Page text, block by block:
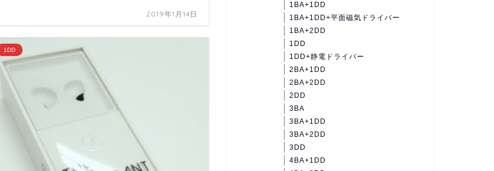
2019年1月14日
1DD
1BA+1DD
1BA+1DD+平面磁気ドライバー
1BA+2DD
1DD
1DD+静電ドライバー
2BA+1DD
2BA+2DD
2DD
3BA
3BA+1DD
3BA+2DD
3DD
4BA+1DD